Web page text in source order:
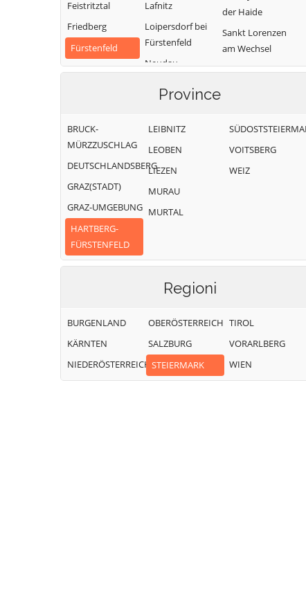
Feistritztal
Friedberg
Fürstenfeld
Grafendorf bei
Großsteinbach
Lafnitz
Loipersdorf bei
Fürstenfeld
Neudau
Rittschein
der Haide
Sankt Lorenzen
am Wechsel
Schäffern
Vorau
Waldbach-
Mönichwald
Province
BRUCK-
MÜRZZUSCHLAG
DEUTSCHLANDSBERG
GRAZ(STADT)
GRAZ-UMGEBUNG
HARTBERG-
FÜRSTENFELD
LEIBNITZ
LEOBEN
LIEZEN
MURAU
MURTAL
VOITSBERG
WEIZ
Regioni
BURGENLAND
KÄRNTEN
NIEDERÖSTERREICH
OBERÖSTERREICH
SALZBURG
STEIERMARK
TIROL
VORARLBERG
WIEN